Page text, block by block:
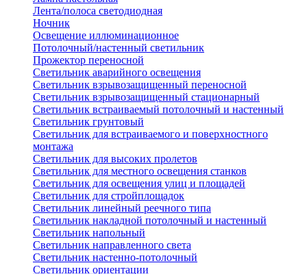
Лента/полоса светодиодная
Ночник
Освещение иллюминационное
Потолочный/настенный светильник
Прожектор переносной
Светильник аварийного освещения
Светильник взрывозащищенный переносной
Светильник взрывозащищенный стационарный
Светильник встраиваемый потолочный и настенный
Светильник грунтовый
Светильник для встраиваемого и поверхностного
монтажа
Светильник для высоких пролетов
Светильник для местного освещения станков
Светильник для освещения улиц и площадей
Светильник для стройплощадок
Светильник линейный реечного типа
Светильник накладной потолочный и настенный
Светильник напольный
Светильник направленного света
Светильник настенно-потолочный
Светильник ориентации